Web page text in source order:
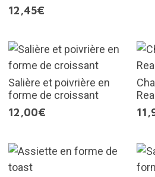
12,45€
Salière et poivrière en
forme de croissant
12,00€